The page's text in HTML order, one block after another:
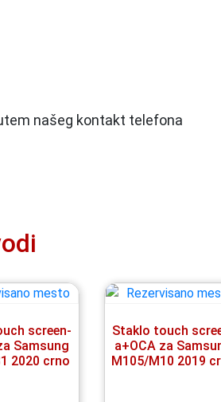
našeg kontakt telefona
screen-
Samsung
2020 crno
Staklo touch
a+OCA za
M105/M10 2019